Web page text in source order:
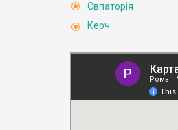
Євпаторія
Керч